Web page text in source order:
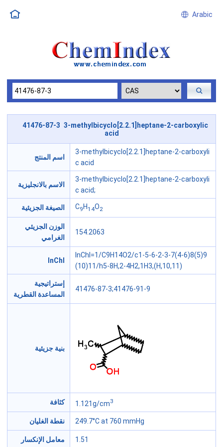
Arabic
41476-87-3 3-methylbicyclo[2.2.1]heptane-2-carboxylic
acid
اسم المنتج
3-methylbicyclo[2.2.1]heptane-2-carboxyli
c acid
الاسم بالانجليزية
3-methylbicyclo[2.2.1]heptane-2-carboxyli
c acid;
الصيغة الجزيئية C9 H14O2
الوزن الجزيئي
الغرامي
154.2063
InChI
InChI=1/C9H14O2/c1-5-6-2-3-7(4-6)8(5)9
(10)11/h5-8H,2-4H2,1H3,(H,10,11)
إستراتيجية
المساعدة القطرية
41476-87-3;41476-91-9
بنية جزيئية
كثافة 1.121g/cm3
نقطة الغليان 249.7°C at 760 mmHg
معامل الإنكسار 1.51